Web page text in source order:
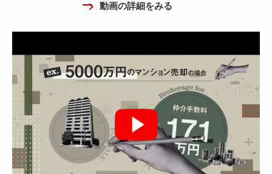
動画の詳細をみる